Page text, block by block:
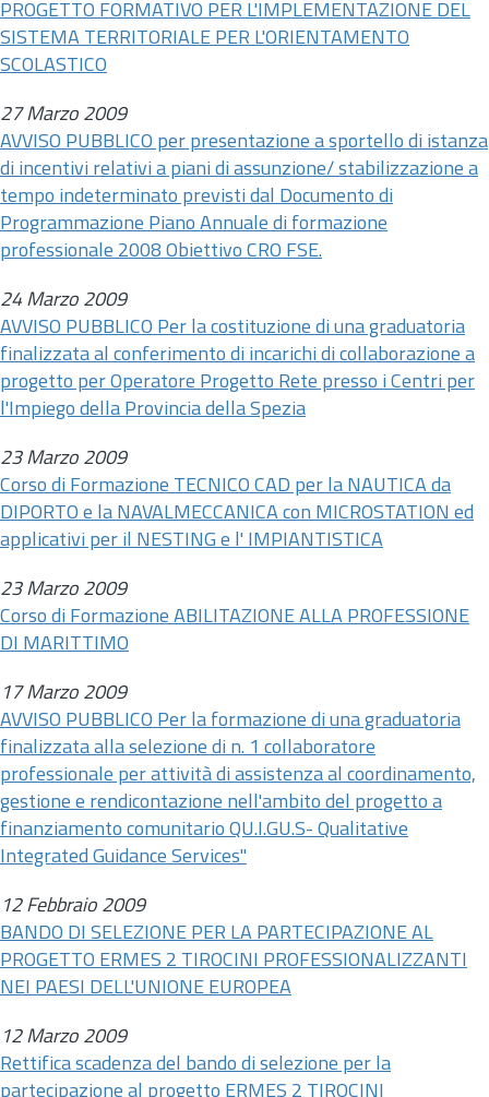
PROGETTO FORMATIVO PER L'IMPLEMENTAZIONE DEL
SISTEMA TERRITORIALE PER L'ORIENTAMENTO
SCOLASTICO
27 Marzo 2009
AVVISO PUBBLICO per presentazione a sportello di istanza
di incentivi relativi a piani di assunzione/ stabilizzazione a
tempo indeterminato previsti dal Documento di
Programmazione Piano Annuale di formazione
professionale 2008 Obiettivo CRO FSE.
24 Marzo 2009
AVVISO PUBBLICO Per la costituzione di una graduatoria
finalizzata al conferimento di incarichi di collaborazione a
progetto per Operatore Progetto Rete presso i Centri per
l'Impiego della Provincia della Spezia
23 Marzo 2009
Corso di Formazione TECNICO CAD per la NAUTICA da
DIPORTO e la NAVALMECCANICA con MICROSTATION ed
applicativi per il NESTING e l' IMPIANTISTICA
23 Marzo 2009
Corso di Formazione ABILITAZIONE ALLA PROFESSIONE
DI MARITTIMO
17 Marzo 2009
AVVISO PUBBLICO Per la formazione di una graduatoria
finalizzata alla selezione di n. 1 collaboratore
professionale per attività di assistenza al coordinamento,
gestione e rendicontazione nell'ambito del progetto a
finanziamento comunitario QU.I.GU.S- Qualitative
Integrated Guidance Services"
12 Febbraio 2009
BANDO DI SELEZIONE PER LA PARTECIPAZIONE AL
PROGETTO ERMES 2 TIROCINI PROFESSIONALIZZANTI
NEI PAESI DELL'UNIONE EUROPEA
12 Marzo 2009
Rettifica scadenza del bando di selezione per la
partecipazione al progetto ERMES 2 TIROCINI